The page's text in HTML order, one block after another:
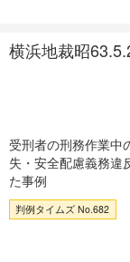
横浜地裁昭
受刑者の刑務作業中
失・安全配慮義務違
た事例
判例タイムズ No.682